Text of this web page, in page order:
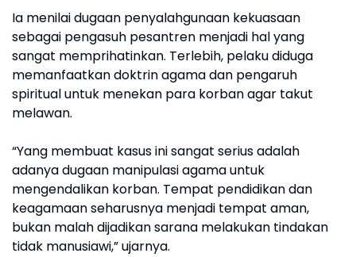
Ia menilai dugaan penyalahgunaan kekuasaan
sebagai pengasuh pesantren menjadi hal yang
sangat memprihatinkan. Terlebih, pelaku diduga
memanfaatkan doktrin agama dan pengaruh
spiritual untuk menekan para korban agar takut
melawan.
“Yang membuat kasus ini sangat serius adalah
adanya dugaan manipulasi agama untuk
mengendalikan korban. Tempat pendidikan dan
keagamaan seharusnya menjadi tempat aman,
bukan malah dijadikan sarana melakukan tindakan
tidak manusiawi,” ujarnya.